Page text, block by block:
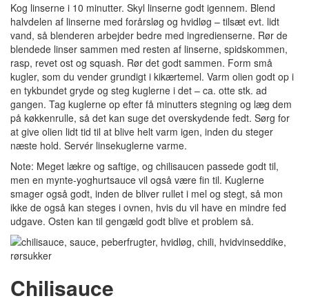
Kog linserne i 10 minutter. Skyl linserne godt igennem. Blend
halvdelen af linserne med forårsløg og hvidløg – tilsæt evt. lidt
vand, så blenderen arbejder bedre med ingredienserne. Rør de
blendede linser sammen med resten af linserne, spidskommen,
rasp, revet ost og squash. Rør det godt sammen. Form små
kugler, som du vender grundigt i kikærtemel. Varm olien godt op i
en tykbundet gryde og steg kuglerne i det – ca. otte stk. ad
gangen. Tag kuglerne op efter få minutters stegning og læg dem
på køkkenrulle, så det kan suge det overskydende fedt. Sørg for
at give olien lidt tid til at blive helt varm igen, inden du steger
næste hold. Servér linsekuglerne varme.
Note: Meget lækre og saftige, og chilisaucen passede godt til,
men en mynte-yoghurtsauce vil også være fin til. Kuglerne
smager også godt, inden de bliver rullet i mel og stegt, så mon
ikke de også kan steges i ovnen, hvis du vil have en mindre fed
udgave. Osten kan til gengæld godt blive et problem så.
Chilisauce